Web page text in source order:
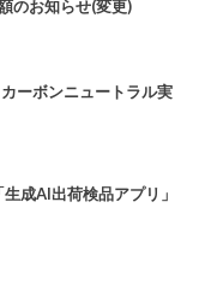
のお知らせ(変更)
ーボンニュートラル実
成AI出荷検品アプリ」